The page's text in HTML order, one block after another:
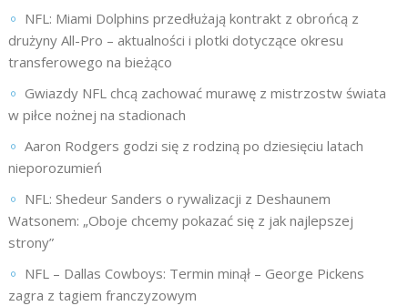
NFL: Miami Dolphins przedłużają kontrakt z obrońcą z
drużyny All-Pro – aktualności i plotki dotyczące okresu
transferowego na bieżąco
Gwiazdy NFL chcą zachować murawę z mistrzostw świata
w piłce nożnej na stadionach
Aaron Rodgers godzi się z rodziną po dziesięciu latach
nieporozumień
NFL: Shedeur Sanders o rywalizacji z Deshaunem
Watsonem: „Oboje chcemy pokazać się z jak najlepszej
strony”
NFL – Dallas Cowboys: Termin minął – George Pickens
zagra z tagiem franczyzowym